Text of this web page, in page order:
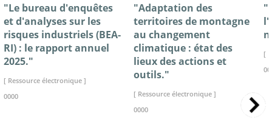
"Le bureau d'enquêtes
et d'analyses sur les
risques industriels (BEA-
RI) : le rapport annuel
2025."
[ Ressource électronique ]
0000
"Adaptation des
territoires de montagne
au changement
climatique : état des
lieux des actions et
outils."
[ Ressource électronique ]
0000
[